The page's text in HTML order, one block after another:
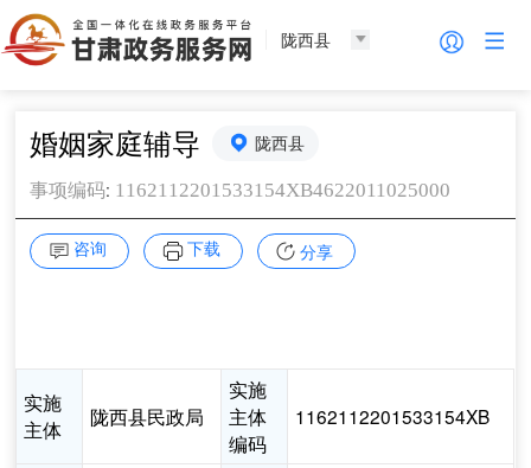
陇西县
婚姻家庭辅导 陇西县
事项编码: 1162112201533154XB4622011025000
咨询 下载 分享
实施
主体
陇西县民政局
实施
主体
编码
1162112201533154XB